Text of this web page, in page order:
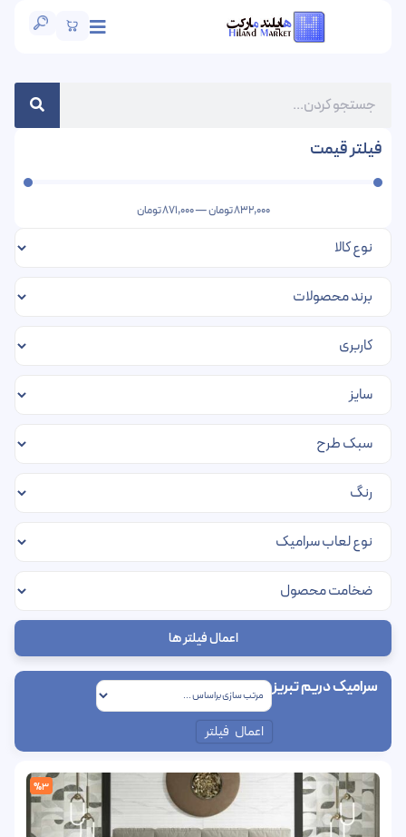
فیلتر قیمت
832,000تومان—
871,000تومان
اعمال فیلتر ها
سرامیک دریم تبریز
اعمال فیلتر
%3